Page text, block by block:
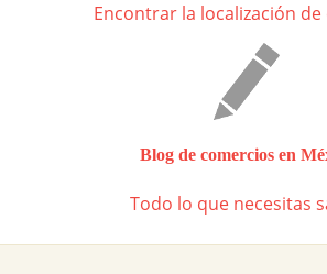
Encontrar la localización
Blog de comercios en
Todo lo que necesitas